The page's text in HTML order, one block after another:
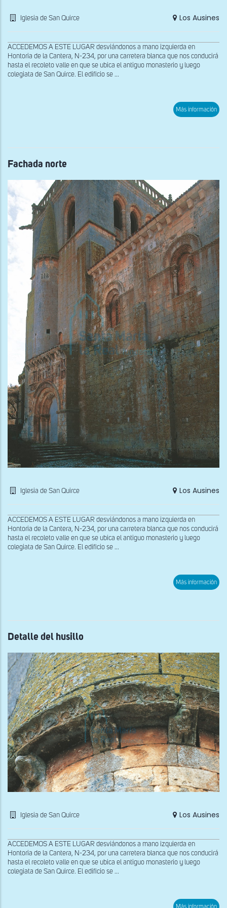
Iglesia de San Quirce Los Ausines
ACCEDEMOS A ESTE LUGAR desviándonos a mano izquierda en
Hontoria de la Cantera, N-234, por una carretera blanca que nos conducirá
hasta el recoleto valle en que se ubica el antiguo monasterio y luego
colegiata de San Quirce. El edificio se ...
Más información
Fachada norte
Iglesia de San Quirce Los Ausines
ACCEDEMOS A ESTE LUGAR desviándonos a mano izquierda en
Hontoria de la Cantera, N-234, por una carretera blanca que nos conducirá
hasta el recoleto valle en que se ubica el antiguo monasterio y luego
colegiata de San Quirce. El edificio se ...
Más información
Detalle del husillo
Iglesia de San Quirce Los Ausines
ACCEDEMOS A ESTE LUGAR desviándonos a mano izquierda en
Hontoria de la Cantera, N-234, por una carretera blanca que nos conducirá
hasta el recoleto valle en que se ubica el antiguo monasterio y luego
colegiata de San Quirce. El edificio se ...